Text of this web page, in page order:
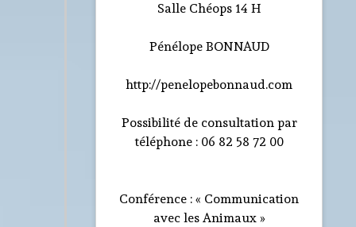
Salle Chéops 14 H
Pénélope BONNAUD
http://penelopebonnaud.com
Possibilité de consultation par
téléphone : 06 82 58 72 00
Conférence : « Communication
avec les Animaux »